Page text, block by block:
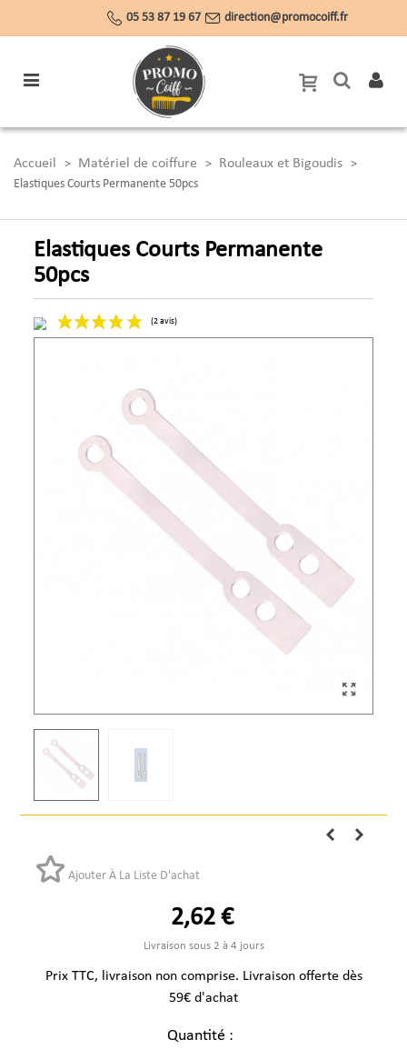
05 53 87 19 67 direction@promocoiff.fr
Accueil > Matériel de coiffure > Rouleaux et Bigoudis >
Elastiques Courts Permanente 50pcs
Elastiques Courts Permanente
50pcs
Ajouter À La Liste D'achat
2,62 €
Livraison sous 2 à 4 jours
Prix TTC, livraison non comprise. Livraison offerte dès
59€ d'achat
Quantité :